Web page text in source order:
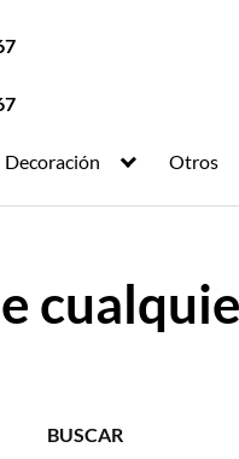
Decoración Otros
BUSCAR